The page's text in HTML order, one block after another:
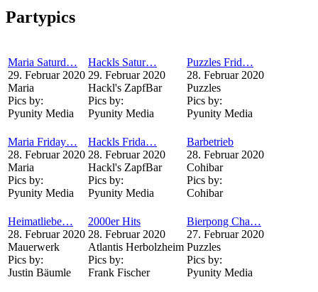
Partypics
Maria Saturd…
29. Februar 2020
Maria
Pics by:
Pyunity Media
Hackls Satur…
29. Februar 2020
Hackl's ZapfBar
Pics by:
Pyunity Media
Puzzles Frid…
28. Februar 2020
Puzzles
Pics by:
Pyunity Media
Maria Friday…
28. Februar 2020
Maria
Pics by:
Pyunity Media
Hackls Frida…
28. Februar 2020
Hackl's ZapfBar
Pics by:
Pyunity Media
Barbetrieb
28. Februar 2020
Cohibar
Pics by:
Cohibar
Heimatliebe…
28. Februar 2020
Mauerwerk
Pics by:
Justin Bäumle
2000er Hits
28. Februar 2020
Atlantis Herbolzheim
Pics by:
Frank Fischer
Bierpong Cha…
27. Februar 2020
Puzzles
Pics by:
Pyunity Media